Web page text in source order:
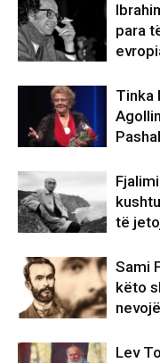
para
Tinka
të
Sami
këto
Lev